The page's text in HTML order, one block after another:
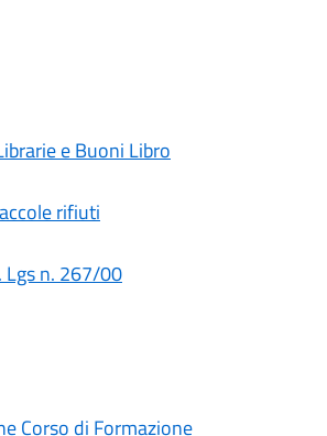
e Buoni Libro
rifiuti
Lgs n. 267/00
Corso di Formazione